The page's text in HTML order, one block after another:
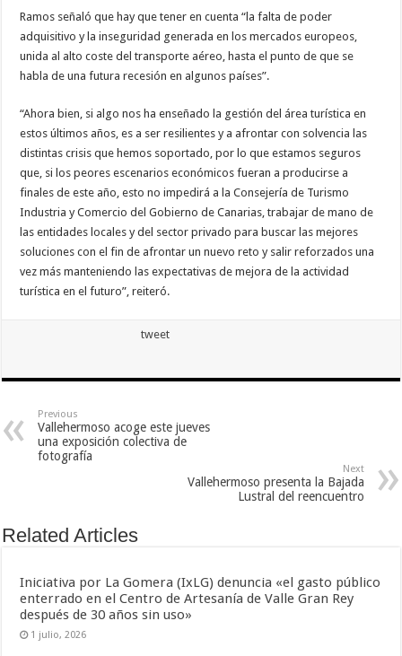
Ramos señaló que hay que tener en cuenta “la falta de poder
adquisitivo y la inseguridad generada en los mercados europeos,
unida al alto coste del transporte aéreo, hasta el punto de que se
habla de una futura recesión en algunos países”.
“Ahora bien, si algo nos ha enseñado la gestión del área turística en
estos últimos años, es a ser resilientes y a afrontar con solvencia las
distintas crisis que hemos soportado, por lo que estamos seguros
que, si los peores escenarios económicos fueran a producirse a
finales de este año, esto no impedirá a la Consejería de Turismo
Industria y Comercio del Gobierno de Canarias, trabajar de mano de
las entidades locales y del sector privado para buscar las mejores
soluciones con el fin de afrontar un nuevo reto y salir reforzados una
vez más manteniendo las expectativas de mejora de la actividad
turística en el futuro”, reiteró.
tweet
Previous
Vallehermoso acoge este jueves
una exposición colectiva de
fotografía
Next
Vallehermoso presenta la Bajada
Lustral del reencuentro
Related Articles
Iniciativa por La Gomera (IxLG) denuncia «el gasto público
enterrado en el Centro de Artesanía de Valle Gran Rey
después de 30 años sin uso»
1 julio, 2026
Marketing
intereses y
mientras visitas
nuestro sitio,
aumentas la
posibilidad de
ver contenido y
ofertas
personalizados.